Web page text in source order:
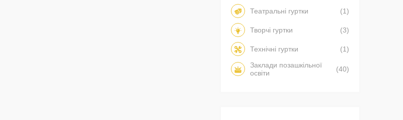
Театральні гуртки (1)
Творчі гуртки (3)
Технічні гуртки
(1)
Заклади позашкільної
освіти
(40)